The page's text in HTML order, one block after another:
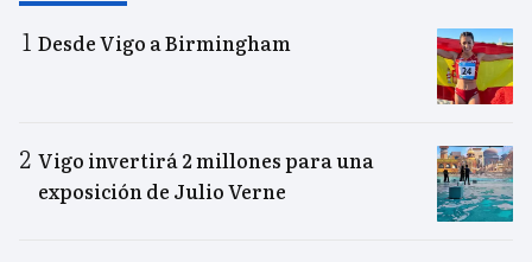
Desde Vigo a Birmingham
Vigo invertirá 2 millones para una
exposición de Julio Verne